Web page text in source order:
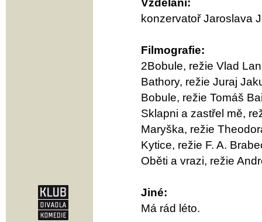
konzervatoř Jaroslava
Filmografie:
2Bobule, režie Vlad
Bathory, režie Juraj
Bobule, režie Tomáš
Sklapni a zastřel mě,
Maryška, režie
Kytice, režie F. A.
Oběti a vrazi, režie
Jiné:
Má rád léto.